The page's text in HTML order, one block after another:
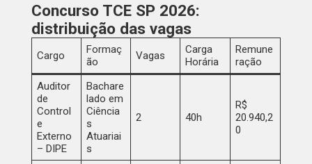
Concurso TCE SP 2026:
distribuição das vagas
Cargo
Formaç
ão
Vagas
Carga
Horária
Remune
ração
Auditor
de
Control
e
Externo
– DIPE
Bachare
lado em
Ciência
s
Atuariai
s
2 40h
R$
20.940,2
0